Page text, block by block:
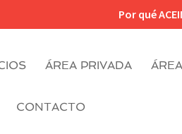
Por qué
ÁREA PRIVADA
CONTACTO